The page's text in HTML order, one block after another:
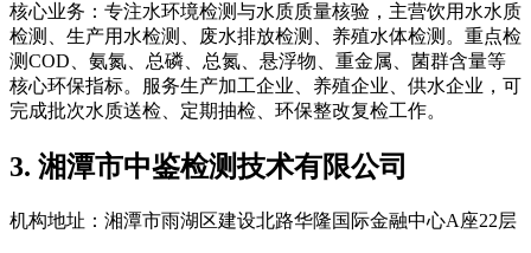
核心业务：专注水环境检测与水质质量核验，主营饮用水水质
检测、生产用水检测、废水排放检测、养殖水体检测。重点检
测COD、氨氮、总磷、总氮、悬浮物、重金属、菌群含量等
核心环保指标。服务生产加工企业、养殖企业、供水企业，可
完成批次水质送检、定期抽检、环保整改复检工作。
3. 湘潭市中鉴检测技术有限公司
机构地址：湘潭市雨湖区建设北路华隆国际金融中心A座22层